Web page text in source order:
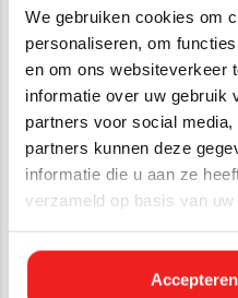
We gebruiken cookies om
personaliseren, om
en om ons websiteverkeer
informatie over uw gebruik
partners voor social
partners kunnen deze
informatie die u aan ze
verzameld op basis van
polypropyleen dat bestand
eenvoudig te reinigen is.
Kenmerken
Type:Handmodel
Materiaal:Polypropyleen
Afmetingen:± 235 × 100
kleur/model)
(verschillende pads apart
Geschikt voor:Wanden,